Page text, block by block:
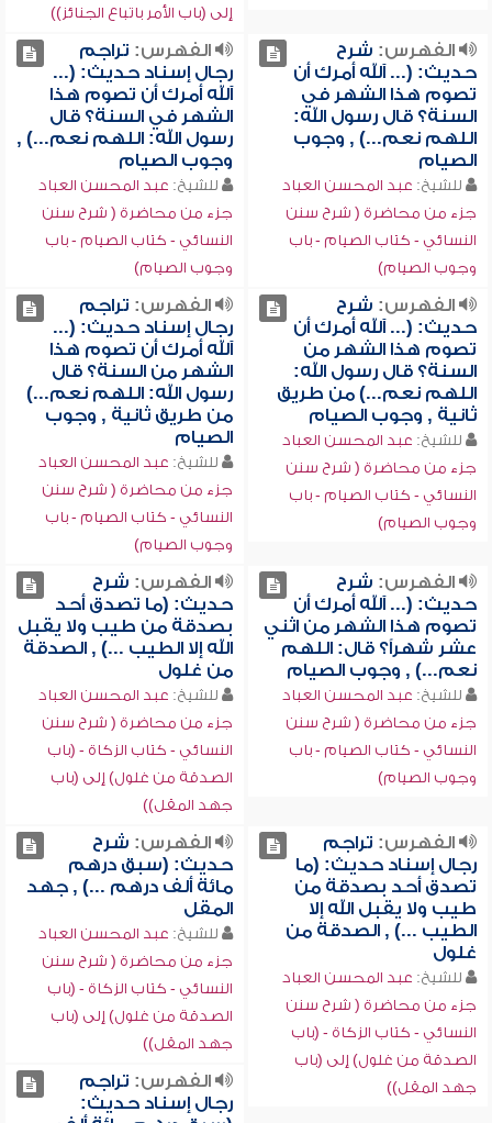
إلى (باب الأمر باتباع الجنائز))
الفهرس: شرح
حديث: (... آلله أمرك أن
تصوم هذا الشهر في
السنة؟ قال رسول الله:
اللهم نعم...) , وجوب
الصيام
للشيخ: عبد المحسن العباد
جزء من محاضرة ( شرح سنن
النسائي - كتاب الصيام - باب
وجوب الصيام)
الفهرس: تراجم
رجال إسناد حديث: (...
آلله أمرك أن تصوم هذا
الشهر في السنة؟ قال
رسول الله: اللهم نعم...) ,
وجوب الصيام
للشيخ: عبد المحسن العباد
جزء من محاضرة ( شرح سنن
النسائي - كتاب الصيام - باب
وجوب الصيام)
الفهرس: شرح
حديث: (... آلله أمرك أن
تصوم هذا الشهر من
السنة؟ قال رسول الله:
اللهم نعم...) من طريق
ثانية , وجوب الصيام
للشيخ: عبد المحسن العباد
جزء من محاضرة ( شرح سنن
النسائي - كتاب الصيام - باب
وجوب الصيام)
الفهرس: تراجم
رجال إسناد حديث: (...
آلله أمرك أن تصوم هذا
الشهر من السنة؟ قال
رسول الله: اللهم نعم...)
من طريق ثانية , وجوب
الصيام
للشيخ: عبد المحسن العباد
جزء من محاضرة ( شرح سنن
النسائي - كتاب الصيام - باب
وجوب الصيام)
الفهرس: شرح
حديث: (... آلله أمرك أن
تصوم هذا الشهر من اثني
عشر شهراً؟ قال: اللهم
نعم...) , وجوب الصيام
للشيخ: عبد المحسن العباد
جزء من محاضرة ( شرح سنن
النسائي - كتاب الصيام - باب
وجوب الصيام)
الفهرس: شرح
حديث: (ما تصدق أحد
بصدقة من طيب ولا يقبل
الله إلا الطيب ...) , الصدقة
من غلول
للشيخ: عبد المحسن العباد
جزء من محاضرة ( شرح سنن
النسائي - كتاب الزكاة - (باب
الصدقة من غلول) إلى (باب
جهد المقل))
الفهرس: تراجم
رجال إسناد حديث: (ما
تصدق أحد بصدقة من
طيب ولا يقبل الله إلا
الطيب ...) , الصدقة من
غلول
للشيخ: عبد المحسن العباد
جزء من محاضرة ( شرح سنن
النسائي - كتاب الزكاة - (باب
الصدقة من غلول) إلى (باب
جهد المقل))
الفهرس: شرح
حديث: (سبق درهم
مائة ألف درهم ...) , جهد
المقل
للشيخ: عبد المحسن العباد
جزء من محاضرة ( شرح سنن
النسائي - كتاب الزكاة - (باب
الصدقة من غلول) إلى (باب
جهد المقل))
الفهرس: تراجم
رجال إسناد حديث: